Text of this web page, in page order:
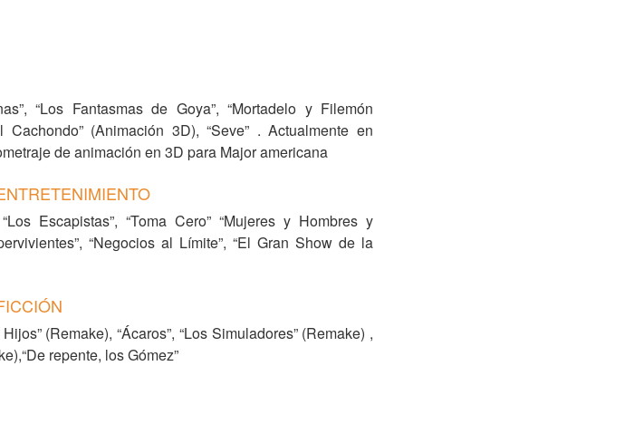
“Los Fantasmas de Goya”, “Mortadelo y Filemón
(Animación 3D), “Seve” . Actualmente en
de animación en 3D para Major americana
“Los Escapistas”, “Toma Cero” “Mujeres y Hombres y
“Negocios al Límite”, “El Gran Show de la
(Remake), “Ácaros”, “Los Simuladores” (Remake) ,
repente, los Gómez”